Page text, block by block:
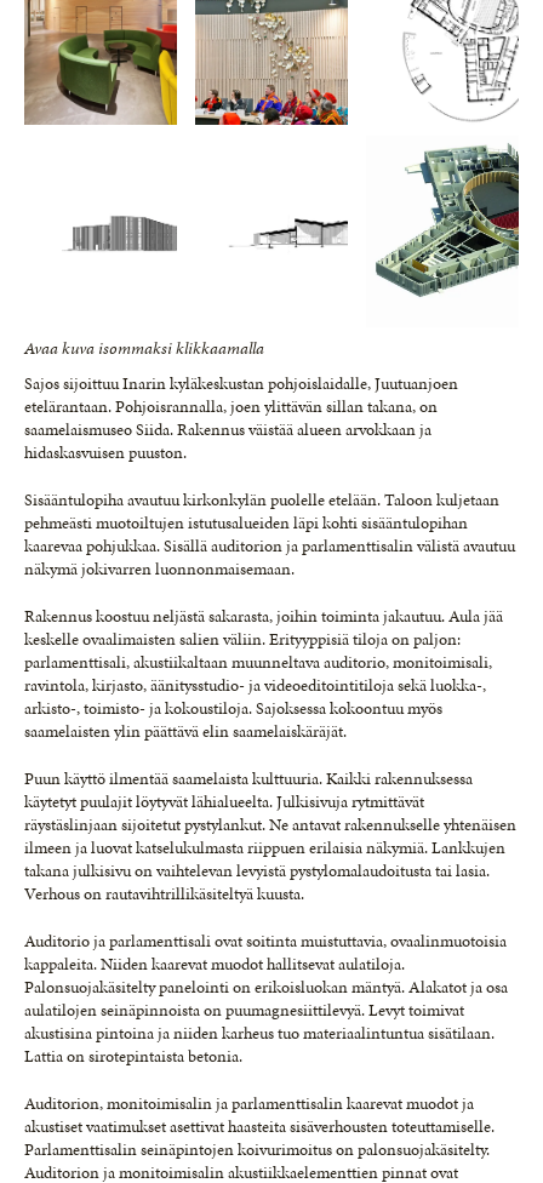
Avaa kuva isommaksi klikkaamalla
Sajos sijoittuu Inarin kyläkeskustan pohjoislaidalle, Juutuanjoen
etelärantaan. Pohjoisrannalla, joen ylittävän sillan takana, on
saamelaismuseo Siida. Rakennus väistää alueen arvokkaan ja
hidaskasvuisen puuston.
Sisääntulopiha avautuu kirkonkylän puolelle etelään. Taloon kuljetaan
pehmeästi muotoiltujen istutusalueiden läpi kohti sisääntulopihan
kaarevaa pohjukkaa. Sisällä audi­torion ja parlamenttisalin välistä avautuu
näkymä jokivarren luonnonmaisemaan.
Rakennus koostuu neljästä sakarasta, joihin toiminta jakautuu. Aula jää
keskelle ovaalimaisten salien väliin. Erityyppisiä tiloja on paljon:
parlamenttisali, akustiikaltaan muunneltava auditorio, monitoimisali,
ravintola, kirjasto, äänitysstudio- ja videoeditointitiloja sekä luokka-,
arkisto-, toimisto- ja kokoustiloja. Sajoksessa kokoontuu myös
saamelaisten ylin päättävä elin saamelaiskäräjät.
Puun käyttö ilmentää saamelaista kulttuuria. Kaikki rakennuksessa
käytetyt puulajit löytyvät lähialueelta. Julkisivuja rytmittävät
räystäslinjaan sijoitetut pystylankut. Ne antavat rakennukselle yhtenäisen
ilmeen ja luovat katselukulmasta riippuen erilaisia näkymiä. Lankkujen
takana julkisivu on vaihtelevan levyistä pystylomalaudoitusta tai lasia.
Verhous on rautavihtrillikäsiteltyä kuusta.
Auditorio ja parlamenttisali ovat soitinta muistuttavia, ovaalinmuotoisia
kappaleita. Niiden kaarevat muodot hallitsevat aulatiloja.
Palonsuojakäsitelty panelointi on erikoisluokan mäntyä. Alakatot ja osa
aulatilojen seinäpinnoista on puumagnesiittilevyä. Levyt toimivat
akustisina pintoina ja niiden karheus tuo materiaalintuntua sisätilaan.
Lattia on sirotepintaista betonia.
Auditorion, monitoimisalin ja parlamenttisalin kaarevat muodot ja
akustiset vaatimukset asettivat haasteita sisäverhousten toteuttamiselle.
Parlamenttisalin seinäpintojen koi­vurimoitus on palonsuojakäsitelty.
Auditorion ja monitoimisalin akustiikkaelementtien pinnat ovat